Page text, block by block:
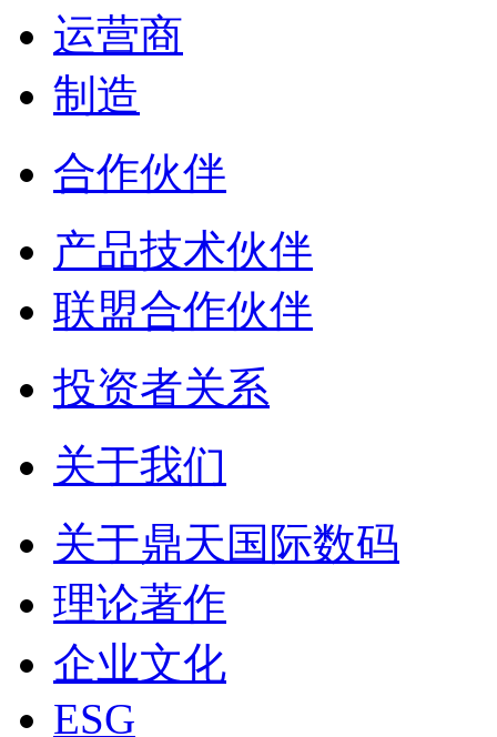
运营商
制造
合作伙伴
产品技术伙伴
联盟合作伙伴
投资者关系
关于我们
关于鼎天国际数码
理论著作
企业文化
ESG